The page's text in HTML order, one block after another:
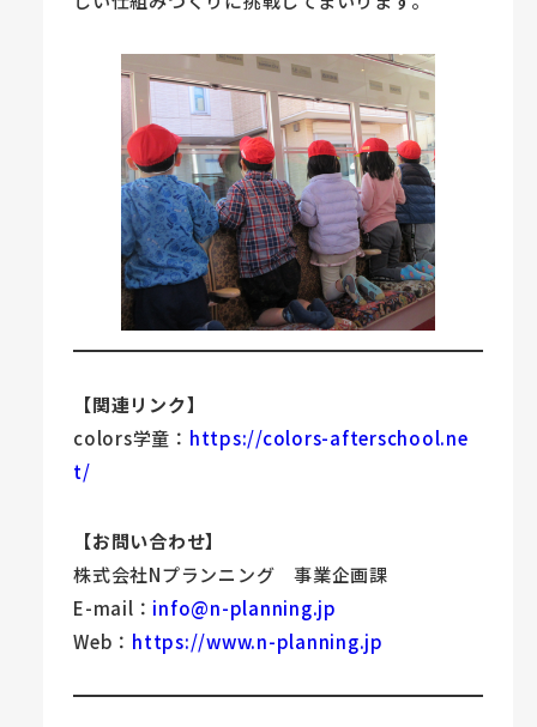
【関連リンク】
colors学童： https://colors-afterschool.ne
t/
【お問い合わせ】
株式会社Nプランニング 事業企画課
E-mail： info@n-planning.jp
Web： https://www.n-planning.jp